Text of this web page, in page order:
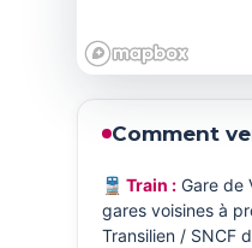
Comment
🚆 Train :Gare de
gares voisines à
Transilien / SNCF